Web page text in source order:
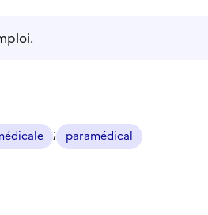
; paramédical